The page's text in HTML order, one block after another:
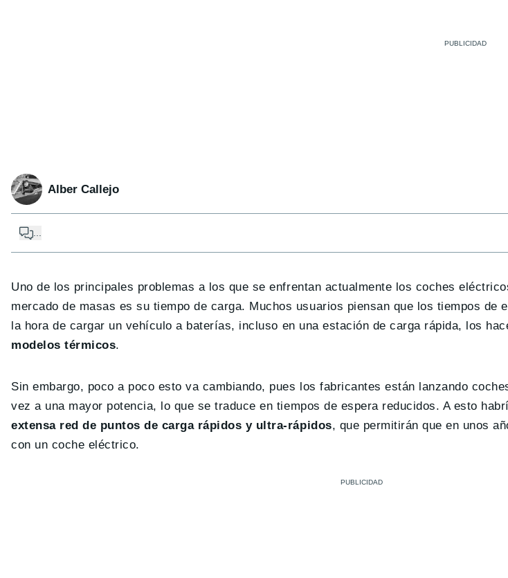
Alber Callejo
Uno de los principales problemas a los que se enfrentan actualmente los coches
mercado de masas es su tiempo de carga. Muchos usuarios piensan que los tiempos de
la hora de cargar un vehículo a baterías, incluso en una estación de carga rápida, los
modelos térmicos.
Sin embargo, poco a poco esto va cambiando, pues los fabricantes están lanzando
vez a una mayor potencia, lo que se traduce en tiempos de espera reducidos. A esto
extensa red de puntos de carga rápidos y ultra-rápidos, que permitirán que en unos
con un coche eléctrico.